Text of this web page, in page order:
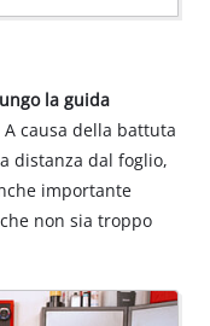
la guida
causa della battuta
distanza dal foglio,
importante
non sia troppo